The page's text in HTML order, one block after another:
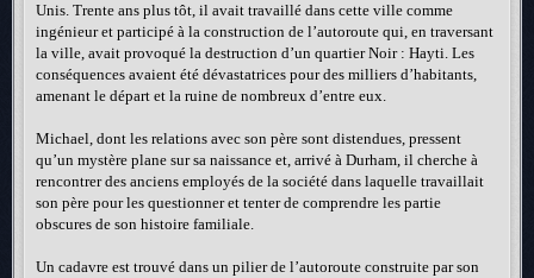
Unis. Trente ans plus tôt, il avait travaillé dans cette ville comme
ingénieur et participé à la construction de l’autoroute qui, en traversant
la ville, avait provoqué la destruction d’un quartier Noir : Hayti. Les
conséquences avaient été dévastatrices pour des milliers d’habitants,
amenant le départ et la ruine de nombreux d’entre eux.
Michael, dont les relations avec son père sont distendues, pressent
qu’un mystère plane sur sa naissance et, arrivé à Durham, il cherche à
rencontrer des anciens employés de la société dans laquelle travaillait
son père pour les questionner et tenter de comprendre les partie
obscures de son histoire familiale.
Un cadavre est trouvé dans un pilier de l’autoroute construite par son